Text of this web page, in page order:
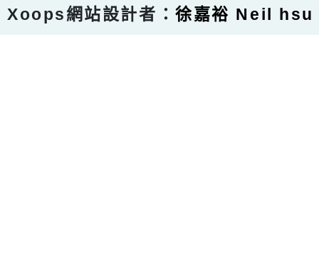
Xoops網站設計者：徐嘉裕 Neil hsu